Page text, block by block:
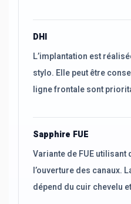
DHI
L’implantation est
stylo. Elle peut être
ligne frontale sont
Sapphire FUE
Variante de FUE
l’ouverture des canaux.
dépend du cuir chevelu